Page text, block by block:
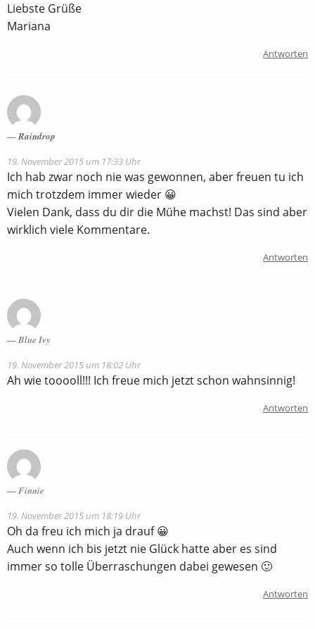
Liebste Grüße
Mariana
Antworten
Raindrop
19. November 2015 um 17:33 Uhr
Ich hab zwar noch nie was gewonnen, aber freuen tu ich
mich trotzdem immer wieder 😀
Vielen Dank, dass du dir die Mühe machst! Das sind aber
wirklich viele Kommentare.
Antworten
Blue Ivy
19. November 2015 um 18:02 Uhr
Ah wie tooooll!!! Ich freue mich jetzt schon wahnsinnig!
Antworten
Finnie
19. November 2015 um 18:19 Uhr
Oh da freu ich mich ja drauf 😀
Auch wenn ich bis jetzt nie Glück hatte aber es sind
immer so tolle Überraschungen dabei gewesen 🙂
Antworten